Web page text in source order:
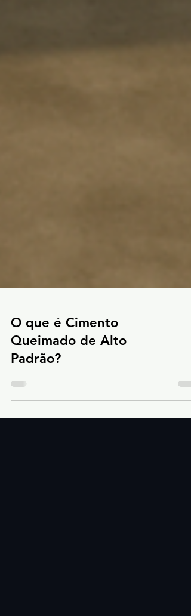
O que é Cimento
Queimado de Alto
Padrão?